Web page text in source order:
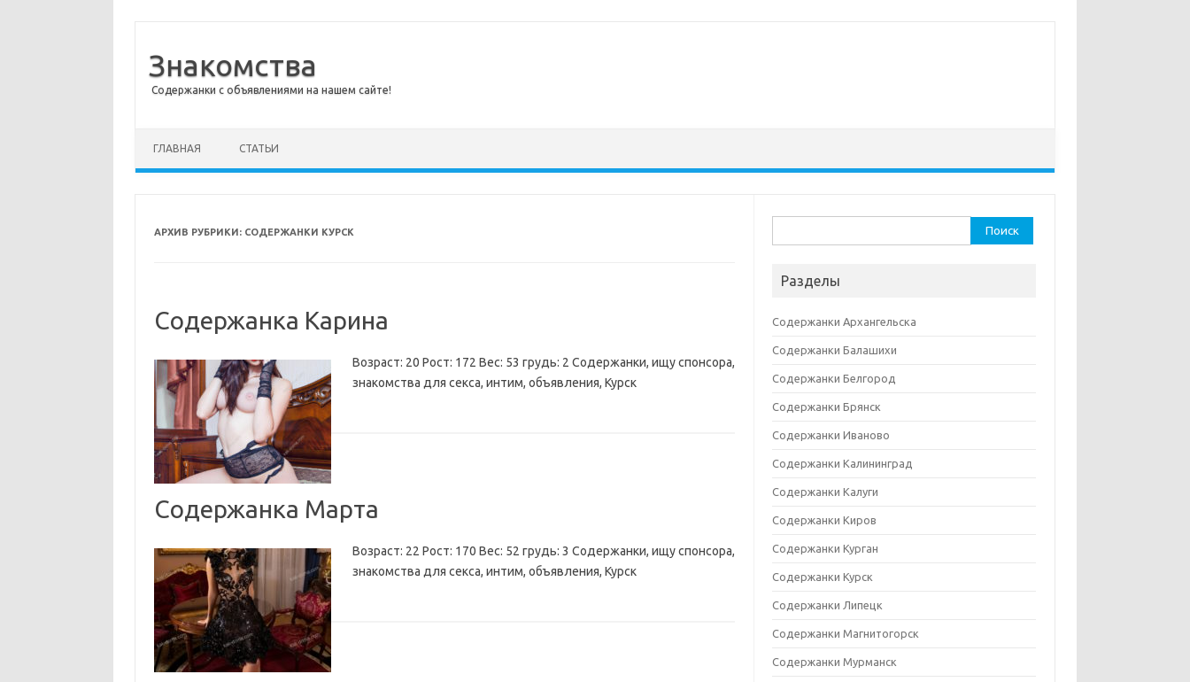
Знакомства
Содержанки с объявлениями на нашем сайте!
ГЛАВНАЯ СТАТЬИ
АРХИВ РУБРИКИ: СОДЕРЖАНКИ КУРСК
Содержанка Карина
Возраст: 20 Рост: 172 Вес: 53 грудь: 2 Содержанки, ищу спонсора,
знакомства для секса, интим, объявления, Курск
Содержанка Марта
Возраст: 22 Рост: 170 Вес: 52 грудь: 3 Содержанки, ищу спонсора,
знакомства для секса, интим, объявления, Курск
Разделы
Содержанки Архангельска
Содержанки Балашихи
Содержанки Белгород
Содержанки Брянск
Содержанки Иваново
Содержанки Калининград
Содержанки Калуги
Содержанки Киров
Содержанки Курган
Содержанки Курск
Содержанки Липецк
Содержанки Магнитогорск
Содержанки Мурманск